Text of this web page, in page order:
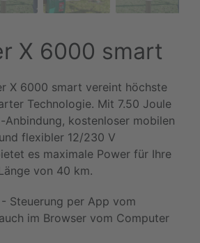
X 6000 smart
X 6000 smart vereint höchste
Technologie. Mit 7.50 Joule
Anbindung, kostenloser mobilen
flexibler 12/230 V
es maximale Power für Ihre
von 40 km.
Steuerung per App vom
im Browser vom Computer